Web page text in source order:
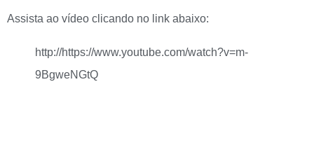
Assista ao vídeo clicando no link abaixo:
http://https://www.youtube.com/watch?v=m-
9BgweNGtQ